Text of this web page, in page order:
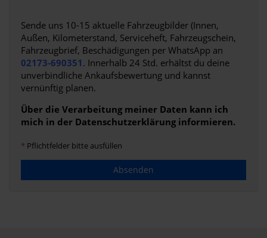
Sende uns 10-15 aktuelle Fahrzeugbilder (Innen,
Außen, Kilometerstand, Serviceheft, Fahrzeugschein,
Fahrzeugbrief, Beschädigungen per WhatsApp an
02173-690351 . Innerhalb 24 Std. erhältst du deine
unverbindliche Ankaufsbewertung und kannst
vernünftig planen.
Über die Verarbeitung meiner Daten kann ich
mich in der Datenschutzerklärung informieren.
* Pflichtfelder bitte ausfüllen
Absenden